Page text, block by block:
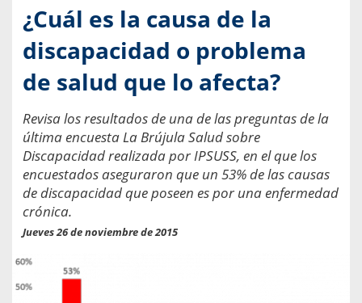
¿Cuál es la causa de la
discapacidad o problema
de salud que lo afecta?
Revisa los resultados de una de las preguntas de la
última encuesta La Brújula Salud sobre
Discapacidad realizada por IPSUSS, en el que los
encuestados aseguraron que un 53% de las causas
de discapacidad que poseen es por una enfermedad
crónica.
Jueves 26 de noviembre de 2015